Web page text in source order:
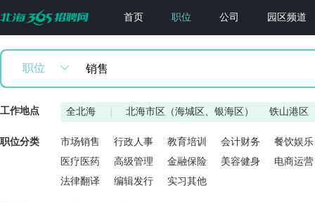
首页 职位 公司 园区频道
职位
工作地点 全北海 北海市区（海城区、银海区） 铁山港区
职位分类 市场销售 行政人事 教育培训 会计财务
餐饮娱乐
医疗医药
高级管理 金融保险 美容健身
电商运营
法律翻译
编辑发行 实习其他